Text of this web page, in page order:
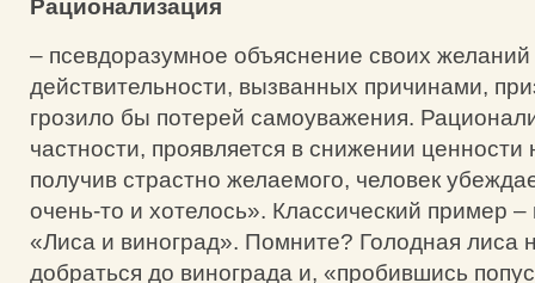
Рационализация
– псевдоразумное объяснение своих желаний
действительности, вызванных причинами,
грозило бы потерей самоуважения.
частности, проявляется в снижении ценности
получив страстно желаемого, человек
очень-то и хотелось». Классический пример –
«Лиса и виноград». Помните? Голодная лиса
добраться до винограда и, «пробившись